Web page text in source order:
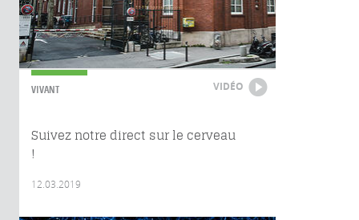
VIVANT VIDÉO
Suivez notre direct sur le cerveau
!
12.03.2019